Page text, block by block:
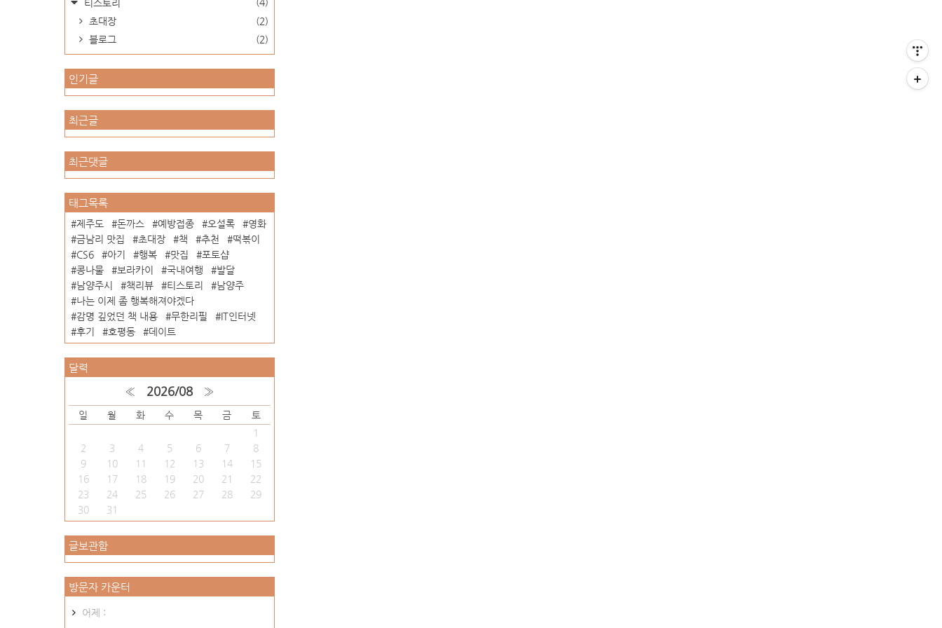
티스토리
초대장
(2)
블로그
(2)
인기글
최근글
최근댓글
태그목록
제주도 돈까스 예방접종 오설록
영화
금남리 맛집
초대장 책 추천
떡볶이
CS6
아기 행복 맛집
포토샵
콩나물
보라카이 국내여행
발달
남양주시
책리뷰 티스토리
남양주
나는 이제 좀 행복해져야겠다
감명 깊었던 책 내용
무한리필
IT인터넷
후기
호평동 데이트
달력
« 2026/08 »
일 월 화 수 목 금
토
1
2
3 4 5 6 7
8
9
10 11 12 13 14
15
16
17 18 19 20 21
22
23
24 25 26 27 28
29
30
31
글보관함
방문자 카운터
어제 :